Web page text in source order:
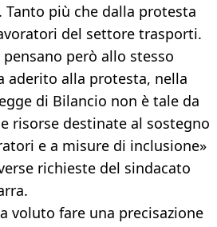
Tanto più che dalla protesta
del settore trasporti.
però allo stesso
aderito alla protesta, nella
di Bilancio non è tale da
risorse destinate al sostegno
e a misure di inclusione»
richieste del sindacato
voluto fare una precisazione